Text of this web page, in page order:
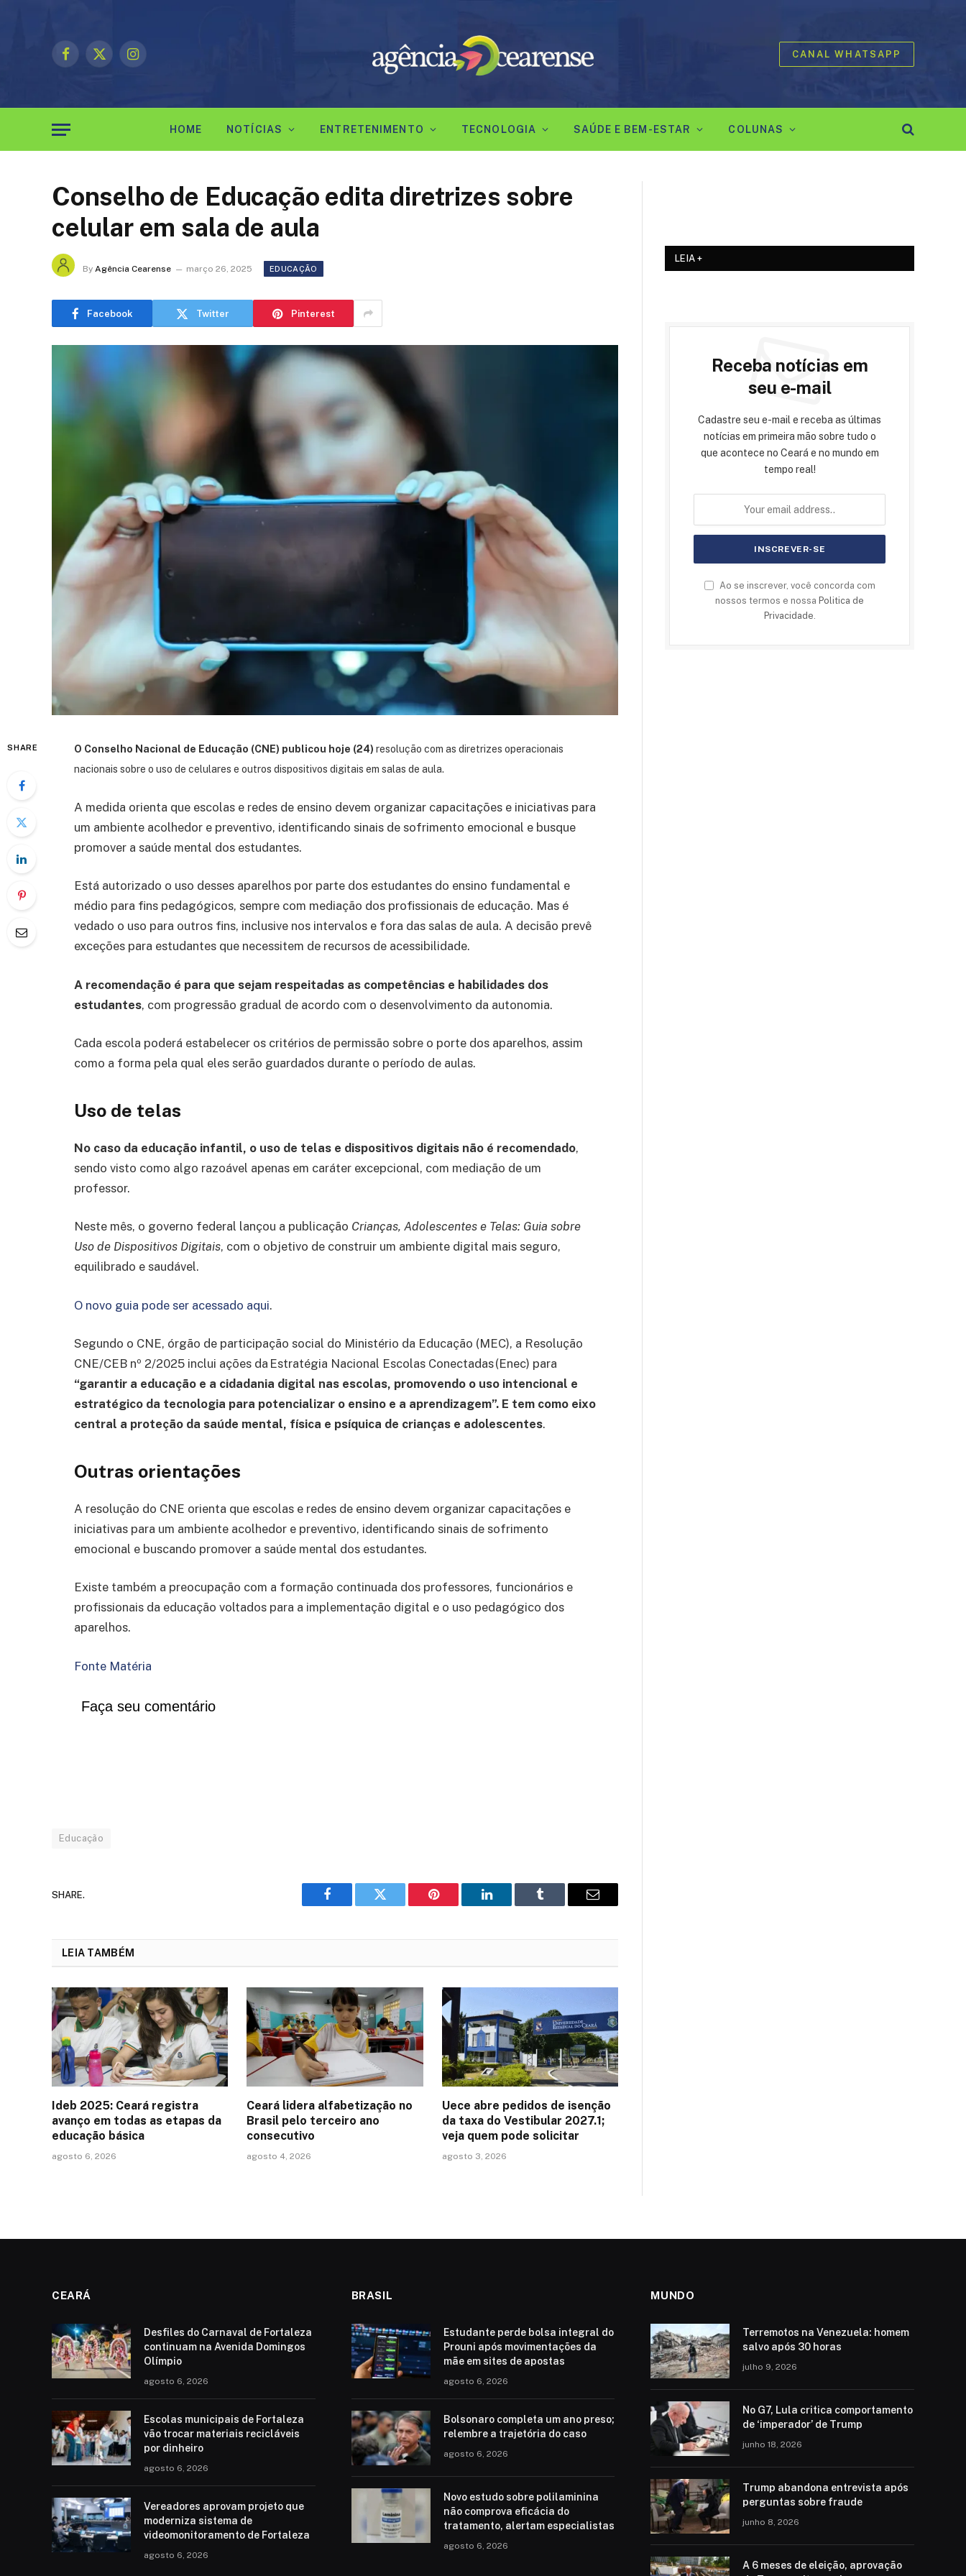
Facebook
X
Instagram
CANAL WHATSAPP
HOME NOTÍCIAS ENTRETENIMENTO TECNOLOGIA SAÚDE E BEM-ESTAR COLUNAS
Conselho de Educação edita diretrizes sobre
celular em sala de aula
By Agência Cearense março 26, 2025 EDUCAÇÃO
Facebook Twitter Pinterest
SHARE O Conselho Nacional de Educação (CNE) publicou hoje (24) resolução com as diretrizes operacionais
nacionais sobre o uso de celulares e outros dispositivos digitais em salas de aula.
A medida orienta que escolas e redes de ensino devem organizar capacitações e iniciativas para
um ambiente acolhedor e preventivo, identificando sinais de sofrimento emocional e busque
promover a saúde mental dos estudantes.
Está autorizado o uso desses aparelhos por parte dos estudantes do ensino fundamental e
médio para fins pedagógicos, sempre com mediação dos profissionais de educação. Mas é
vedado o uso para outros fins, inclusive nos intervalos e fora das salas de aula. A decisão prevê
exceções para estudantes que necessitem de recursos de acessibilidade.
A recomendação é para que sejam respeitadas as competências e habilidades dos
estudantes, com progressão gradual de acordo com o desenvolvimento da autonomia.
Cada escola poderá estabelecer os critérios de permissão sobre o porte dos aparelhos, assim
como a forma pela qual eles serão guardados durante o período de aulas.
Uso de telas
No caso da educação infantil, o uso de telas e dispositivos digitais não é recomendado,
sendo visto como algo razoável apenas em caráter excepcional, com mediação de um
professor.
Neste mês, o governo federal lançou a publicação Crianças, Adolescentes e Telas: Guia sobre
Uso de Dispositivos Digitais, com o objetivo de construir um ambiente digital mais seguro,
equilibrado e saudável.
O novo guia pode ser acessado aqui.
Segundo o CNE, órgão de participação social do Ministério da Educação (MEC), a Resolução
CNE/CEB nº 2/2025 inclui ações da Estratégia Nacional Escolas Conectadas (Enec) para
“garantir a educação e a cidadania digital nas escolas, promovendo o uso intencional e
estratégico da tecnologia para potencializar o ensino e a aprendizagem”. E tem como eixo
central a proteção da saúde mental, física e psíquica de crianças e adolescentes.
Outras orientações
A resolução do CNE orienta que escolas e redes de ensino devem organizar capacitações e
iniciativas para um ambiente acolhedor e preventivo, identificando sinais de sofrimento
emocional e buscando promover a saúde mental dos estudantes.
Existe também a preocupação com a formação continuada dos professores, funcionários e
profissionais da educação voltados para a implementação digital e o uso pedagógico dos
aparelhos.
Fonte Matéria
Faça seu comentário
Educação
SHARE.
Facebook Twitter Pinterest LinkedIn Tumblr Email
LEIA TAMBÉM
Ideb 2025: Ceará registra
avanço em todas as etapas da
educação básica
agosto 6, 2026
Ceará lidera alfabetização no
Brasil pelo terceiro ano
consecutivo
agosto 4, 2026
Uece abre pedidos de isenção
da taxa do Vestibular 2027.1;
veja quem pode solicitar
agosto 3, 2026
LEIA +
Receba notícias em
seu e-mail
Cadastre seu e-mail e receba as últimas
notícias em primeira mão sobre tudo o
que acontece no Ceará e no mundo em
tempo real!
Ao se inscrever, você concorda com
nossos termos e nossa Politica de
Privacidade.
CEARÁ
Desfiles do Carnaval de Fortaleza
continuam na Avenida Domingos
Olímpio
agosto 6, 2026
Escolas municipais de Fortaleza
vão trocar materiais recicláveis
por dinheiro
agosto 6, 2026
Vereadores aprovam projeto que
moderniza sistema de
videomonitoramento de Fortaleza
agosto 6, 2026
BRASIL
Estudante perde bolsa integral do
Prouni após movimentações da
mãe em sites de apostas
agosto 6, 2026
Bolsonaro completa um ano preso;
relembre a trajetória do caso
agosto 6, 2026
Novo estudo sobre polilaminina
não comprova eficácia do
tratamento, alertam especialistas
agosto 6, 2026
MUNDO
Terremotos na Venezuela: homem
salvo após 30 horas
julho 9, 2026
No G7, Lula critica comportamento
de ‘imperador’ de Trump
junho 18, 2026
Trump abandona entrevista após
perguntas sobre fraude
junho 8, 2026
A 6 meses de eleição, aprovação